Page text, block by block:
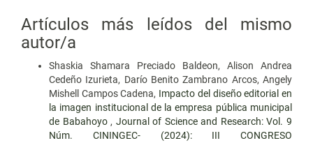
Artículos más leídos del mismo
autor/a
Shaskia Shamara Preciado Baldeon, Alison Andrea
Cedeño Izurieta, Darío Benito Zambrano Arcos, Angely
Mishell Campos Cadena, Impacto del diseño editorial en
la imagen institucional de la empresa pública municipal
de Babahoyo, Journal of Science and Research: Vol. 9
Núm. CININGEC- (2024): III CONGRESO